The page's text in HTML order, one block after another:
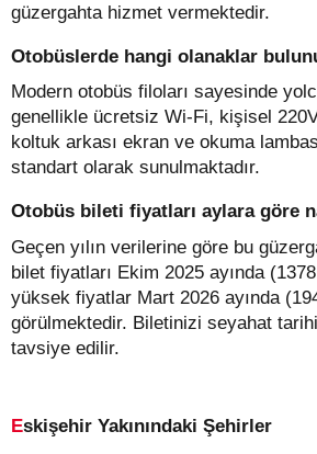
güzergahta hizmet vermektedir.
Otobüslerde hangi olanaklar
Modern otobüs filoları sayesinde
genellikle ücretsiz Wi-Fi, kişisel
koltuk arkası ekran ve okuma
standart olarak sunulmaktadır.
Otobüs bileti fiyatları aylara göre
Geçen yılın verilerine göre bu
bilet fiyatları Ekim 2025 ayında
yüksek fiyatlar Mart 2026 ayında
görülmektedir. Biletinizi seyahat
tavsiye edilir.
Eskişehir Yakınındaki Şehirler